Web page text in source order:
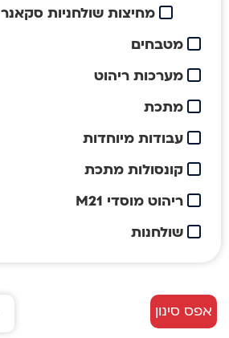
מחיצות שולחניות סקאנר
מטבחים
מערכות ריהוט
מתכת
עבודות מיוחדות
קונסולות מתכת
ריהוט מוסדי M21
שולחנות
אפס סינון